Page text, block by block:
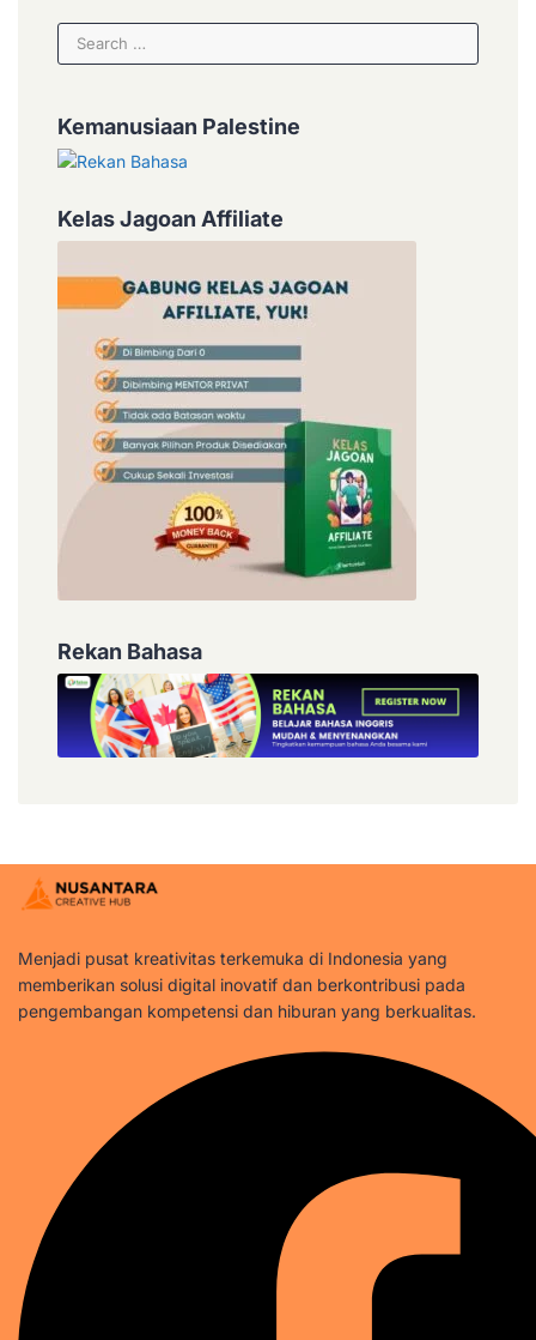
Search
for:
Kemanusiaan Palestine
Kelas Jagoan Affiliate
Rekan Bahasa
Menjadi pusat kreativitas terkemuka di Indonesia yang
memberikan solusi digital inovatif dan berkontribusi pada
pengembangan kompetensi dan hiburan yang berkualitas.